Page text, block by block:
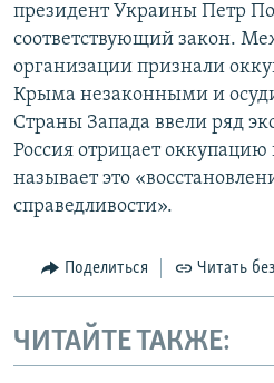
президент Украины Петр
соответствующий закон.
организации признали
Крыма незаконными и
Страны Запада ввели ряд
Россия отрицает оккупацию
называет это
справедливости».
Поделиться Читать
ЧИТАЙТЕ ТАКЖЕ: